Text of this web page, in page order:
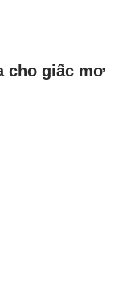
cho giấc mơ